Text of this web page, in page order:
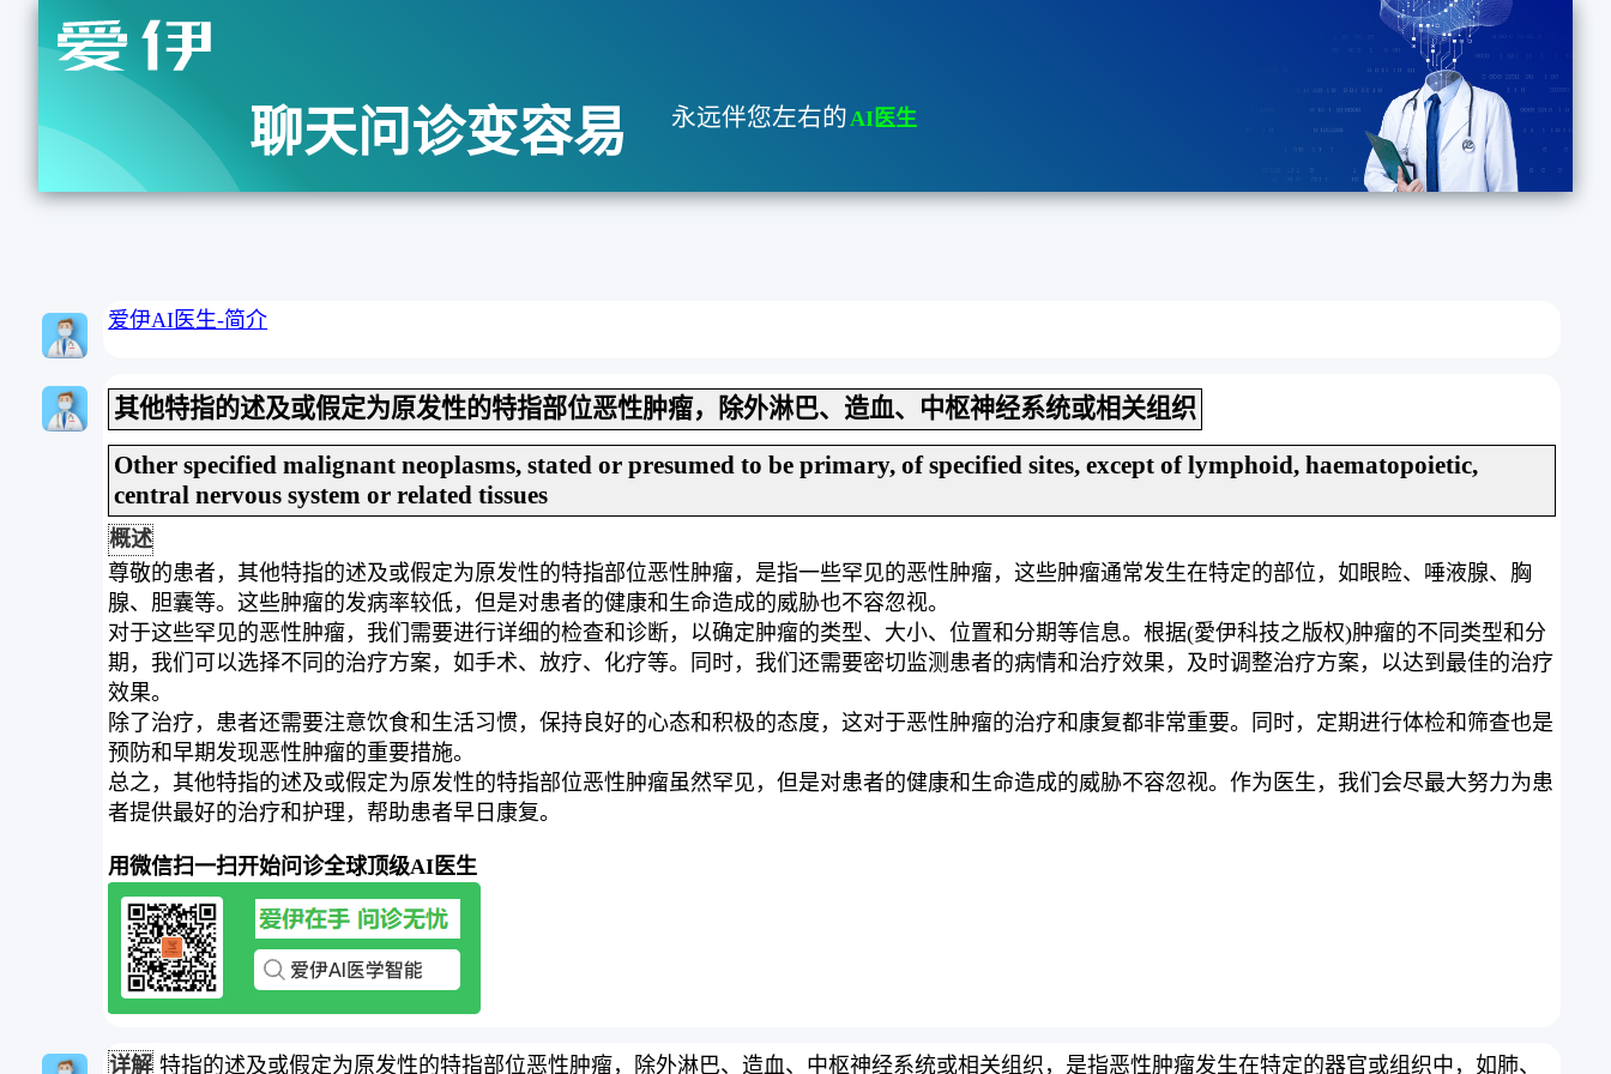
聊天问诊变容易 永远伴您左右的AI医生
爱伊AI医生-简介
其他特指的述及或假定为原发性的特指部位恶性肿瘤，除外淋巴、造血、中枢神经系统或相关组织
Other specified malignant neoplasms, stated or presumed to be primary, of specified sites, except of lymphoid, haematopoietic,
central nervous system or related tissues
概述
尊敬的患者，其他特指的述及或假定为原发性的特指部位恶性肿瘤，是指一些罕见的恶性肿瘤，这些肿瘤通常发生在特定的部位，如眼睑、唾液腺、胸
腺、胆囊等。这些肿瘤的发病率较低，但是对患者的健康和生命造成的威胁也不容忽视。
对于这些罕见的恶性肿瘤，我们需要进行详细的检查和诊断，以确定肿瘤的类型、大小、位置和分期等信息。根据(愛伊科技之版权)肿瘤的不同类型和分
期，我们可以选择不同的治疗方案，如手术、放疗、化疗等。同时，我们还需要密切监测患者的病情和治疗效果，及时调整治疗方案，以达到最佳的治疗
效果。
除了治疗，患者还需要注意饮食和生活习惯，保持良好的心态和积极的态度，这对于恶性肿瘤的治疗和康复都非常重要。同时，定期进行体检和筛查也是
预防和早期发现恶性肿瘤的重要措施。
总之，其他特指的述及或假定为原发性的特指部位恶性肿瘤虽然罕见，但是对患者的健康和生命造成的威胁不容忽视。作为医生，我们会尽最大努力为患
者提供最好的治疗和护理，帮助患者早日康复。
用微信扫一扫开始问诊全球顶级AI医生
详解 特指的述及或假定为原发性的特指部位恶性肿瘤，除外淋巴、造血、中枢神经系统或相关组织，是指恶性肿瘤发生在特定的器官或组织中，如肺、